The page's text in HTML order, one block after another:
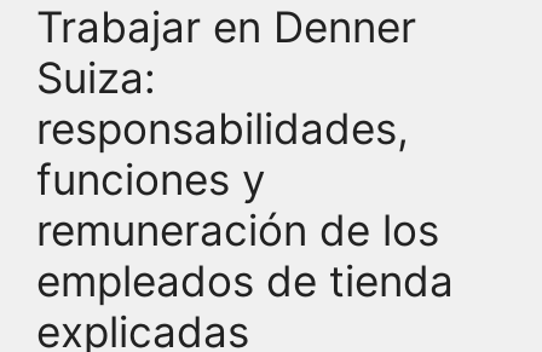
Trabajar en Denner
Suiza:
responsabilidades,
funciones y
remuneración de los
empleados de tienda
explicadas